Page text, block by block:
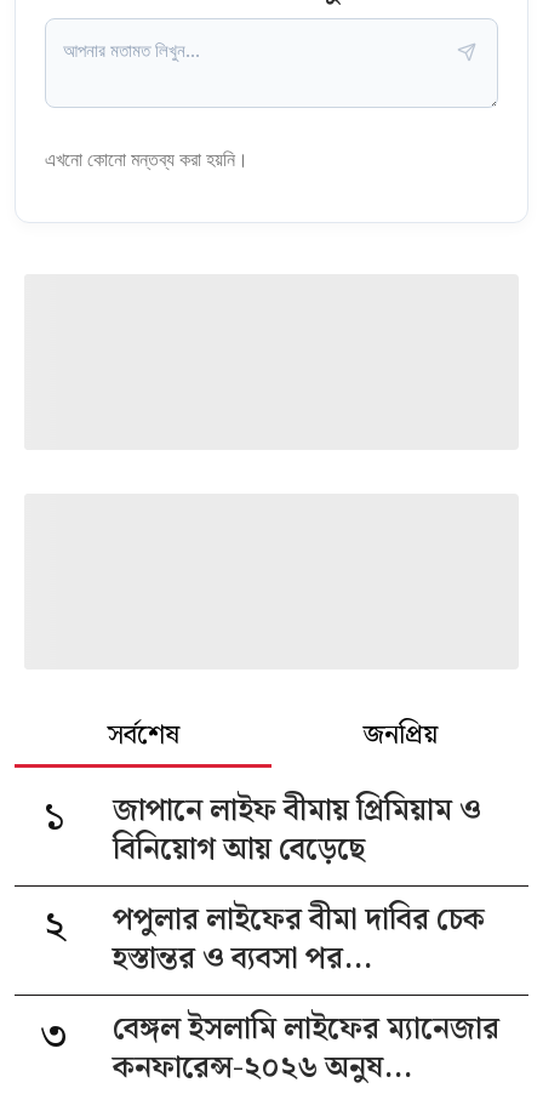
এখনো কোনো মন্তব্য করা হয়নি।
সর্বশেষ জনপ্রিয়
১
জাপানে লাইফ বীমায় প্রিমিয়াম ও
বিনিয়োগ আয় বেড়েছে
২
পপুলার লাইফের বীমা দাবির চেক
হস্তান্তর ও ব্যবসা পর...
৩
বেঙ্গল ইসলামি লাইফের ম্যানেজার
কনফারেন্স-২০২৬ অনুষ...